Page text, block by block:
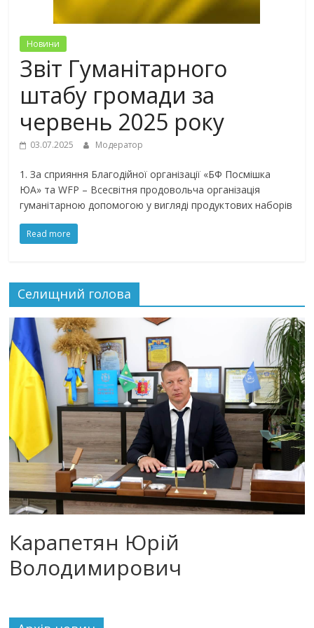
Новини
Звіт Гуманітарного
штабу громади за
червень 2025 року
03.07.2025 Модератор
1. За сприяння Благодійної організації «БФ Посмішка
ЮА» та WFP – Всесвітня продовольча організація
гуманітарною допомогою у вигляді продуктових наборів
Read more
Селищний голова
Карапетян Юрій
Володимирович